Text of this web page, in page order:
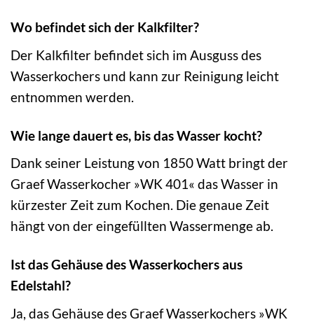
Wo befindet sich der Kalkfilter?
Der Kalkfilter befindet sich im Ausguss des
Wasserkochers und kann zur Reinigung leicht
entnommen werden.
Wie lange dauert es, bis das Wasser kocht?
Dank seiner Leistung von 1850 Watt bringt der
Graef Wasserkocher »WK 401« das Wasser in
kürzester Zeit zum Kochen. Die genaue Zeit
hängt von der eingefüllten Wassermenge ab.
Ist das Gehäuse des Wasserkochers aus
Edelstahl?
Ja, das Gehäuse des Graef Wasserkochers »WK